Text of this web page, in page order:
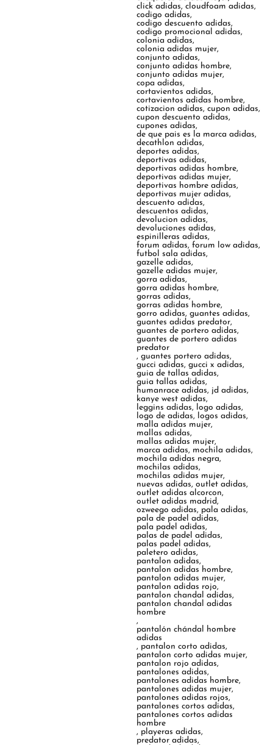
click adidas,cloudfoam adidas,
codigo adidas,
codigo descuento adidas,
codigo promocional adidas,
colonia adidas,
colonia adidas mujer,
conjunto adidas,
conjunto adidas hombre,
conjunto adidas mujer,
copa adidas,
cortavientos adidas,
cortavientos adidas hombre,
cotizacion adidas,cupon adidas,
cupon descuento adidas,
cupones adidas,
de que pais es la marca adidas,
decathlon adidas,
deportes adidas,
deportivas adidas,
deportivas adidas hombre,
deportivas adidas mujer,
deportivas hombre adidas,
deportivas mujer adidas,
descuento adidas,
descuentos adidas,
devolucion adidas,
devoluciones adidas,
espinilleras adidas,
forum adidas,forum low adidas,
futbol sala adidas,
gazelle adidas,
gazelle adidas mujer,
gorra adidas,
gorra adidas hombre,
gorras adidas,
gorras adidas hombre,
gorro adidas,guantes adidas,
guantes adidas predator,
guantes de portero adidas,
guantes de portero adidas
predator
,guantes portero adidas,
gucci adidas,gucci x adidas,
guia de tallas adidas,
guia tallas adidas,
humanrace adidas, jd adidas,
kanye west adidas,
leggins adidas, logo adidas,
logo de adidas, logos adidas,
malla adidas mujer,
mallas adidas,
mallas adidas mujer,
marca adidas, mochila adidas,
mochila adidas negra,
mochilas adidas,
mochilas adidas mujer,
nuevas adidas,outlet adidas,
outlet adidas alcorcon,
outlet adidas madrid,
ozweego adidas, pala adidas,
pala de padel adidas,
pala padel adidas,
palas de padel adidas,
palas padel adidas,
paletero adidas,
pantalon adidas,
pantalon adidas hombre,
pantalon adidas mujer,
pantalon adidas rojo,
pantalon chandal adidas,
pantalon chandal adidas
hombre
,
pantalón chándal hombre
adidas
, pantalon corto adidas,
pantalon corto adidas mujer,
pantalon rojo adidas,
pantalones adidas,
pantalones adidas hombre,
pantalones adidas mujer,
pantalones adidas rojos,
pantalones cortos adidas,
pantalones cortos adidas
hombre
, playeras adidas,
predator adidas,